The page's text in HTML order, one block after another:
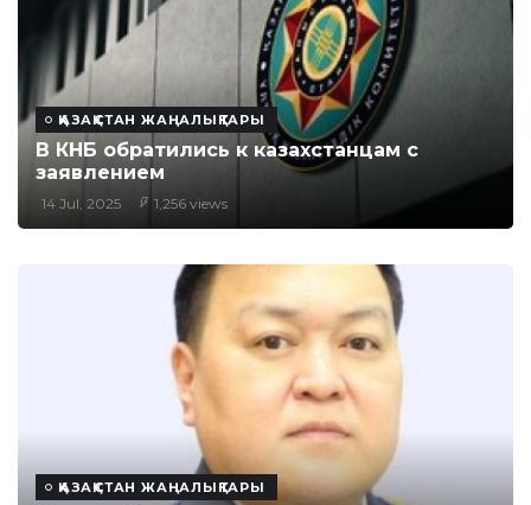
ҚАЗАҚСТАН ЖАҢАЛЫҚТАРЫ
В КНБ обратились к казахстанцам с
заявлением
14 Jul, 2025 1,256 views
ҚАЗАҚСТАН ЖАҢАЛЫҚТАРЫ